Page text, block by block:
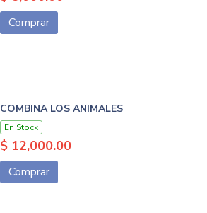
Comprar
COMBINA LOS ANIMALES
En Stock
$ 12,000.00
Comprar